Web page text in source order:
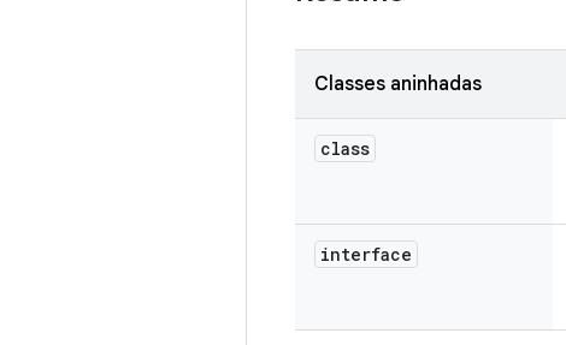
Classes aninhadas
class
interface